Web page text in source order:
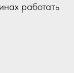
работать